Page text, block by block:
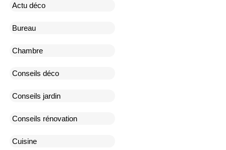
Actu déco
Bureau
Chambre
Conseils déco
Conseils jardin
Conseils rénovation
Cuisine